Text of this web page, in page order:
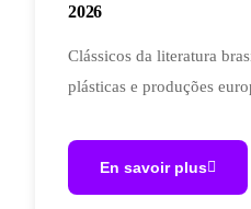
2026
Clássicos da literatura
plásticas e produções
En savoir plus